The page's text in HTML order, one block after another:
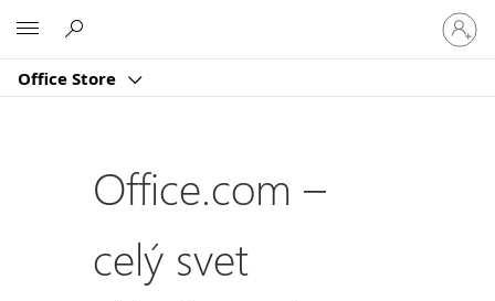
Office Store
sa
k
kontu
Office.com –
celý svet